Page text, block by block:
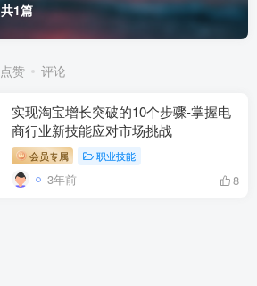
共1篇
点赞 评论
实现淘宝增长突破的10个步骤-掌握电
商行业新技能应对市场挑战
会员专属 职业技能
3年前 8